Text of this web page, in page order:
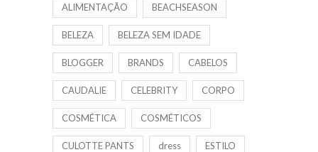
ALIMENTAÇÃO BEACHSEASON
BELEZA BELEZA SEM IDADE
BLOGGER BRANDS CABELOS
CAUDALIE CELEBRITY CORPO
COSMÉTICA COSMÉTICOS
CULOTTE PANTS dress ESTILO